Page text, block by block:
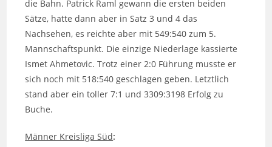
die Bahn. Patrick Raml gewann die ersten beiden
Sätze, hatte dann aber in Satz 3 und 4 das
Nachsehen, es reichte aber mit 549:540 zum 5.
Mannschaftspunkt. Die einzige Niederlage kassierte
Ismet Ahmetovic. Trotz einer 2:0 Führung musste er
sich noch mit 518:540 geschlagen geben. Letztlich
stand aber ein toller 7:1 und 3309:3198 Erfolg zu
Buche.
Männer Kreisliga Süd: